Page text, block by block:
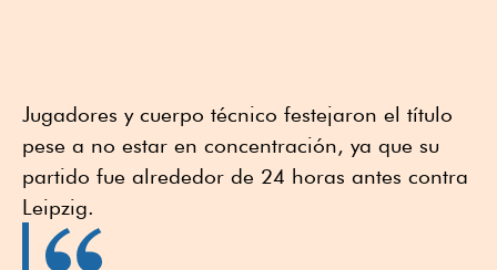
Jugadores y cuerpo técnico festejaron el título
pese a no estar en concentración, ya que su
partido fue alrededor de 24 horas antes contra
Leipzig.